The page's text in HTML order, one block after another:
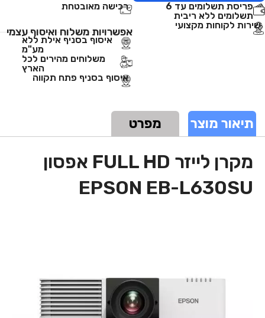
פריסת תשלומים עד 6
תשלומים ללא ריבית
רכישה מאובטחת
שירות לקוחות מקצועי
אפשרויות משלוח ואיסוף עצמי
איסוף בסניף אילת ללא
מע"מ
משלוחים מהירים לכל
הארץ
איסוף בסניף פתח תקווה
תיאור מוצר מפרט
מקרן לייזר FULL HD אפסון
EPSON EB-L630SU